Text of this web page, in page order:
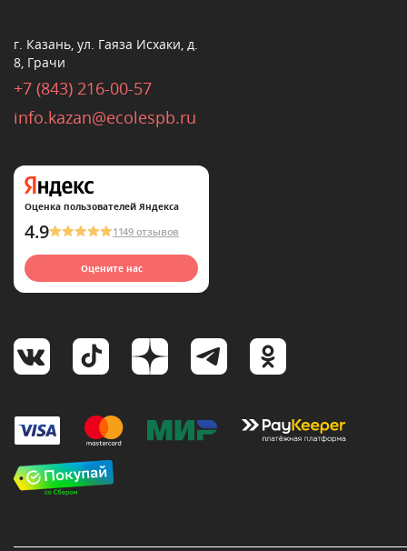
г. Казань, ул. Гаяза Исхаки, д.
8, Грачи
+7 (843) 216-00-57
info.kazan@ecolespb.ru
Оценка пользователей Яндекса
4.9 1149 отзывов
Оцените нас